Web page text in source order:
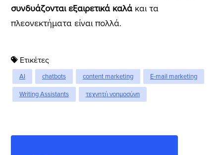
συνδυάζονται εξαιρετικά καλάκαι τα
πλεονεκτήματα είναι πολλά.
Ετικέτες
AI chatbots content marketing E-mail marketing
Writing Assistants τεχνητή νοημοσύνη